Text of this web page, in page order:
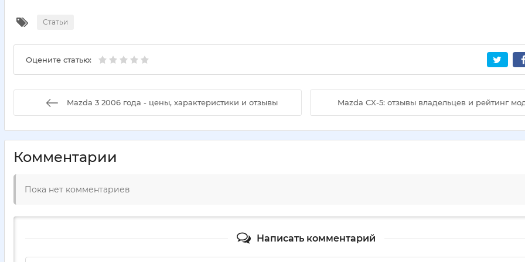
Статьи
Оцените статью:
Mazda 3 2006 года - цены, характеристики и отзывы Mazda CX-5: отзывы владельцев и рейтинг
Комментарии
Пока нет комментариев
Написать комментарий